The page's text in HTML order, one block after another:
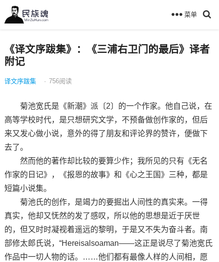
菜单
《译文序跋集》：《三浦右卫门的最后》译者
附记
译文序跋集 · 756阅读
菊池宽氏是《新潮》派〔2〕的一个作家。他自己说，在
高等学校时代，是只想研究文学，不预备做创作家的，但后
来又发心做小说，意外的得了朋友和评论界的赞许，便做下
去了。
然而他的著作却比较的要算少作；我所见的只有《无名
作家的日记》，《报恩的故事》和《心之王国》三种，都是
短篇小说集。
菊池氏的创作，是竭力的要掘出人间性的真实来。一得
真实，他却又怃然的发了感叹，所以他的思想是近于厌世
的，但又时时凝视着遥远的黎明，于是又不失为奋斗者。南
部修太郎氏说，“Hereisalsoaman——这正是说尽了菊池宽氏
作品中一切人物的话。……他们都有最像人样的人间相，愿